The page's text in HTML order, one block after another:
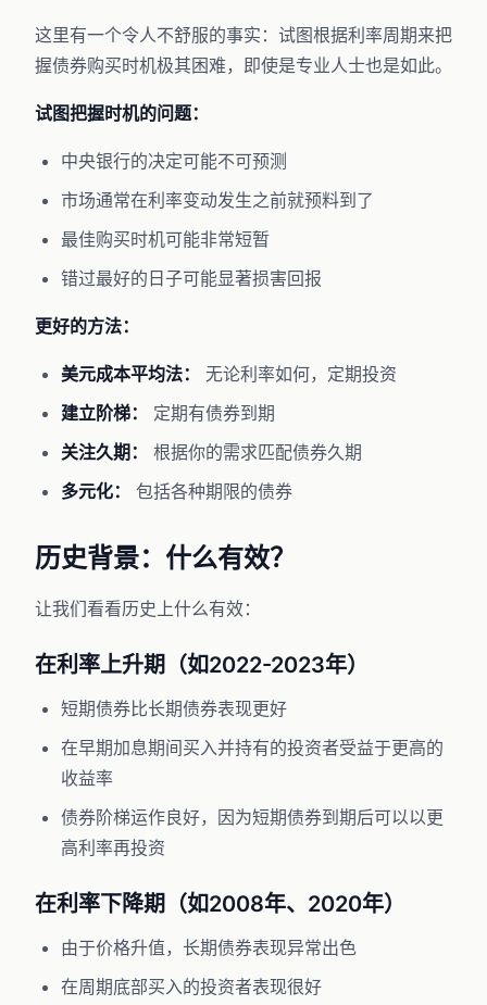
这里有一个令人不舒服的事实：试图根据利率周期来把
握债券购买时机极其困难，即使是专业人士也是如此。
试图把握时机的问题：
中央银行的决定可能不可预测
市场通常在利率变动发生之前就预料到了
最佳购买时机可能非常短暂
错过最好的日子可能显著损害回报
更好的方法：
美元成本平均法：
无论利率如何，定期投资
建立阶梯：
定期有债券到期
关注久期：
根据你的需求匹配债券久期
多元化：
包括各种期限的债券
历史背景：什么有效？
让我们看看历史上什么有效：
在利率上升期（如2022-2023年）
短期债券比长期债券表现更好
在早期加息期间买入并持有的投资者受益于更高的
收益率
债券阶梯运作良好，因为短期债券到期后可以以更
高利率再投资
在利率下降期（如2008年、2020年）
由于价格升值，长期债券表现异常出色
在周期底部买入的投资者表现很好